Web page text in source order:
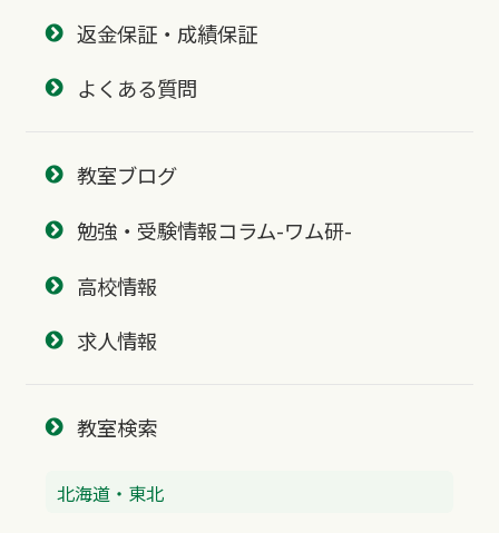
返金保証・成績保証
よくある質問
教室ブログ
勉強・受験情報コラム-ワム研-
高校情報
求人情報
教室検索
北海道・東北